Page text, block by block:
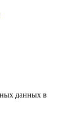
данных в